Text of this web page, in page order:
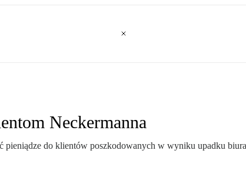
Neckermanna
pieniądze do klientów poszkodowanych w wyniku upadku